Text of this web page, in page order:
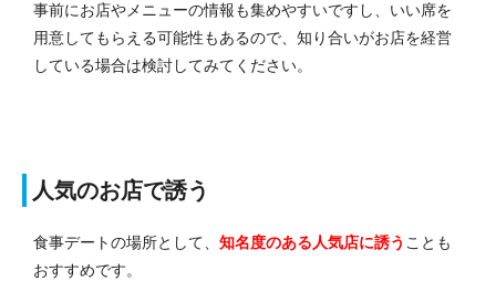
事前にお店やメニューの情報も集めやすいですし、いい席を
用意してもらえる可能性もあるので、知り合いがお店を経営
している場合は検討してみてください。
人気のお店で誘う
食事デートの場所として、 知名度のある人気店に誘う ことも
おすすめです。